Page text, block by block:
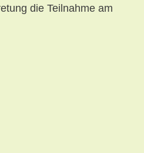
die Teilnahme am